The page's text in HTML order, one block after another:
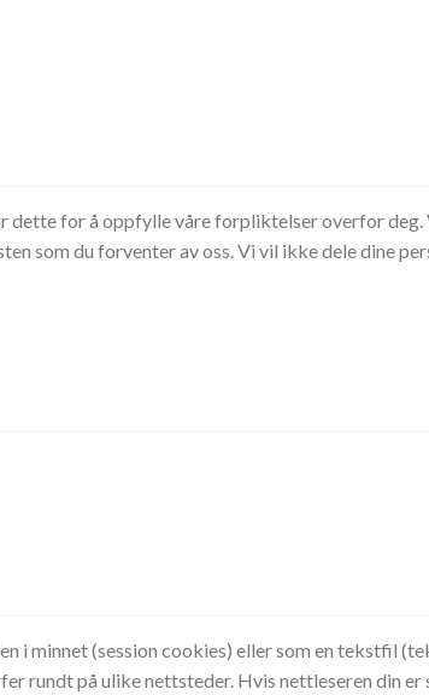
dette for å oppfylle våre forpliktelser overfor deg.
som du forventer av oss. Vi vil ikke dele dine
i minnet (session cookies) eller som en tekstfil
rundt på ulike nettsteder. Hvis nettleseren din